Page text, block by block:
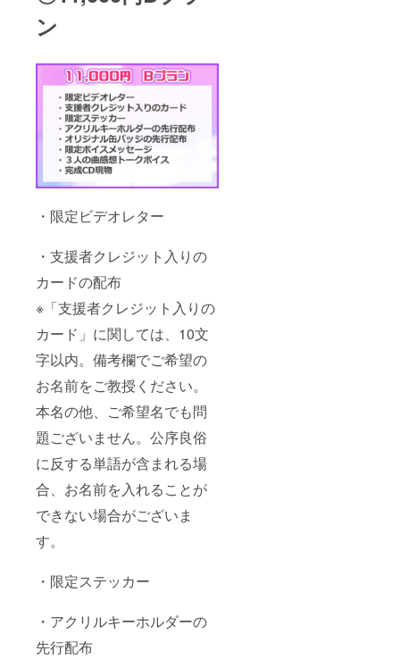
ン
・限定ビデオレター
・支援者クレジット入りの
カードの配布
※「支援者クレジット入りの
カード」に関しては、10文
字以内。備考欄でご希望の
お名前をご教授ください。
本名の他、ご希望名でも問
題ございません。公序良俗
に反する単語が含まれる場
合、お名前を入れることが
できない場合がございま
す。
・限定ステッカー
・アクリルキーホルダーの
先行配布